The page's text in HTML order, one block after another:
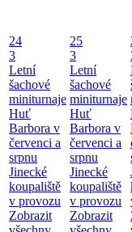
24
3
Letní
šachové
miniturnaje
Huť
Barbora v
červenci a
srpnu
Jinecké
koupaliště
v provozu
Zobrazit
25
3
Letní
šachové
miniturnaje
Huť
Barbora v
červenci a
srpnu
Jinecké
koupaliště
v provozu
Zobrazit